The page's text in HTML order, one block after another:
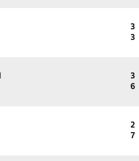
3
3
3
6
2
7